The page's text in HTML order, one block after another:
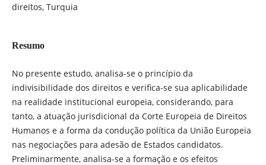
direitos, Turquia
Resumo
No presente estudo, analisa-se o princípio da
indivisibilidade dos direitos e verifica-se sua aplicabilidade
na realidade institucional europeia, considerando, para
tanto, a atuação jurisdicional da Corte Europeia de Direitos
Humanos e a forma da condução política da União Europeia
nas negociações para adesão de Estados candidatos.
Preliminarmente, analisa-se a formação e os efeitos